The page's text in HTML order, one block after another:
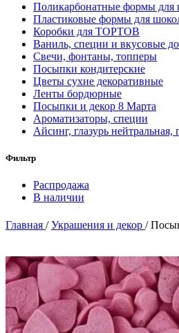
Поликарбонатные формы для
Пластиковые формы для
Коробки для ТОРТОВ
Ваниль, специи и вкусовые
Свечи, фонтаны, топперы
Посыпки кондитерские
Цветы сухие декоративные
Ленты бордюрные
Посыпки и декор 8 Марта
Ароматизаторы, специи
Айсинг, глазурь нейтральная,
Фильтр
Распродажа
В наличии
Главная / Украшения и декор /